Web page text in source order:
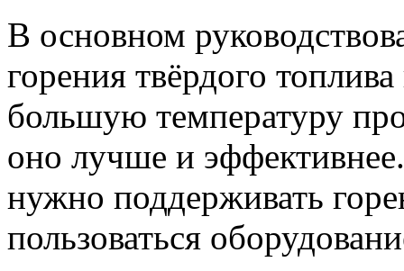
В основном
горения твёрдого
большую температуру
оно лучше и
нужно поддерживать
пользоваться